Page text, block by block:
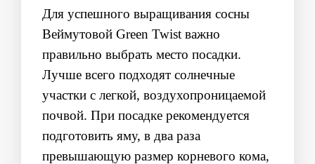
Для успешного выращивания сосны
Веймутовой Green Twist важно
правильно выбрать место посадки.
Лучше всего подходят солнечные
участки с легкой, воздухопроницаемой
почвой. При посадке рекомендуется
подготовить яму, в два раза
превышающую размер корневого кома,